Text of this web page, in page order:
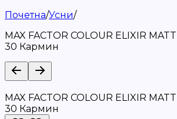
Почетна/Усни/
MAX FACTOR COLOUR ELIXIR
30 Кармин
MAX FACTOR COLOUR ELIXIR
30 Кармин